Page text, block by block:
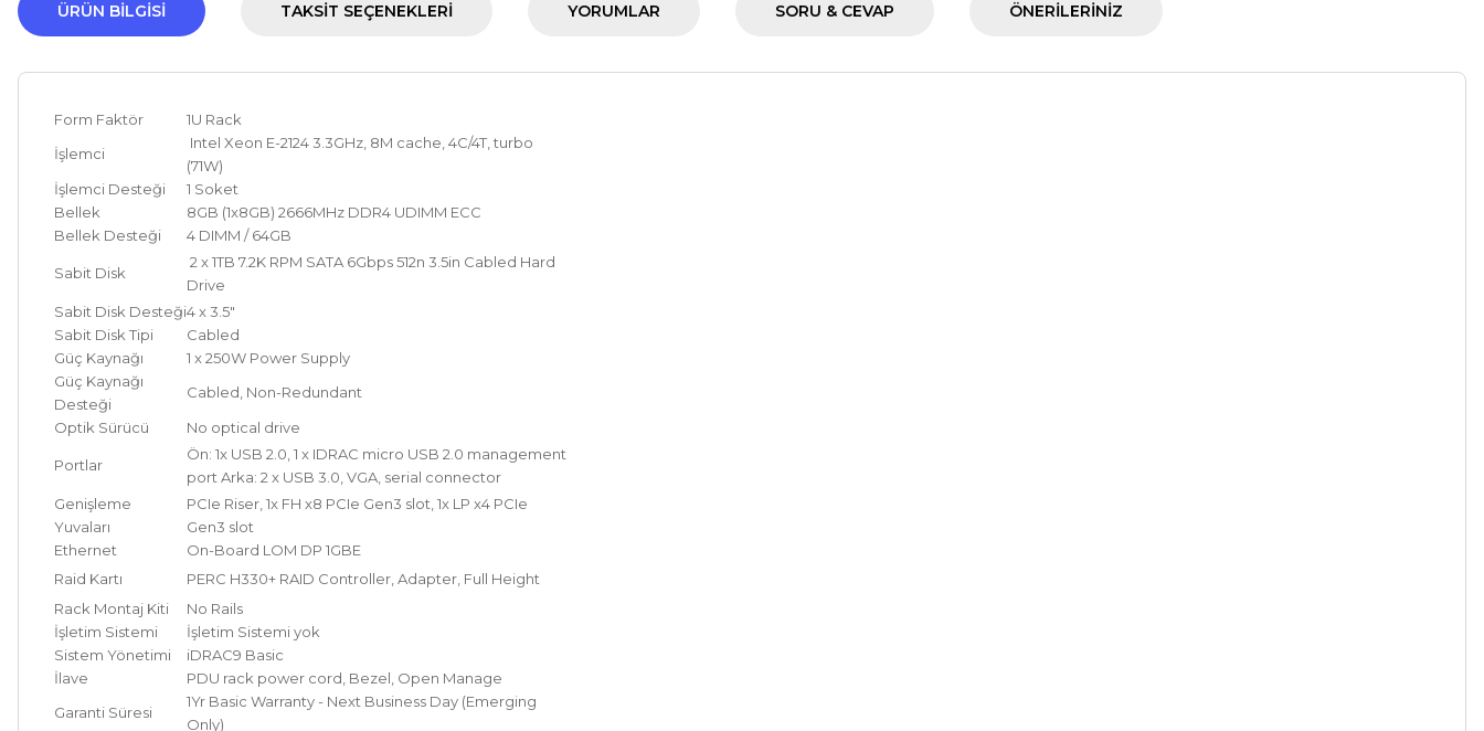
ÜRÜN BILGISI TAKSIT SEÇENEKLERI YORUMLAR SORU & CEVAP ÖNERILERINIZ
Form Faktör
1U Rack
İşlemci
Intel Xeon E-2124 3.3GHz, 8M cache, 4C/4T, turbo
(71W)
İşlemci Desteği
1 Soket
Bellek
8GB (1x8GB) 2666MHz DDR4 UDIMM ECC
Bellek Desteği
4 DIMM / 64GB
Sabit Disk
2 x 1TB 7.2K RPM SATA 6Gbps 512n 3.5in Cabled Hard
Drive
Sabit Disk Desteği4 x 3.5"
Sabit Disk Tipi
Cabled
Güç Kaynağı
1 x 250W Power Supply
Güç Kaynağı
Desteği
Cabled, Non-Redundant
Optik Sürücü
No optical drive
Portlar
Ön: 1x USB 2.0, 1 x IDRAC micro USB 2.0 management
port Arka: 2 x USB 3.0, VGA, serial connector
Genişleme
Yuvaları
PCIe Riser, 1x FH x8 PCIe Gen3 slot, 1x LP x4 PCIe
Gen3 slot
Ethernet
On-Board LOM DP 1GBE
Raid Kartı
PERC H330+ RAID Controller, Adapter, Full Height
Rack Montaj Kiti
No Rails
İşletim Sistemi
İşletim Sistemi yok
Sistem Yönetimi
iDRAC9 Basic
İlave
PDU rack power cord, Bezel, Open Manage
Garanti Süresi
1Yr Basic Warranty - Next Business Day (Emerging
Only)